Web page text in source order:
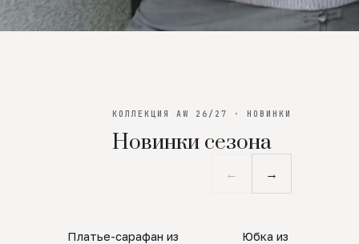
КОЛЛЕКЦИЯ AW 26/27 · НОВИНКИ
Новинки сезона
← →
SALE
Платье-сарафан из
ПРЕДЗАКАЗ
Юбка из